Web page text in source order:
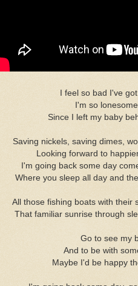
I feel so bad I've
I'm so
Since I left my baby
Saving nickels, saving dimes,
Looking forward to
I'm going back some day
Where you sleep all day and
All those fishing boats with their
That familiar sunrise through
Go to see my
And to be with
Maybe I'd be happy